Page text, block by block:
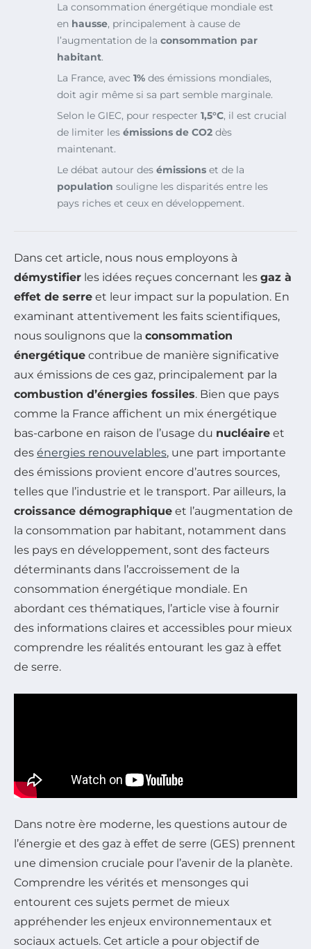
La consommation énergétique mondiale est
en hausse, principalement à cause de
l’augmentation de la consommation par
habitant.
La France, avec 1% des émissions mondiales,
doit agir même si sa part semble marginale.
Selon le GIEC, pour respecter 1,5°C, il est crucial
de limiter les émissions de CO2 dès
maintenant.
Le débat autour des émissions et de la
population souligne les disparités entre les
pays riches et ceux en développement.
Dans cet article, nous nous employons à
démystifier les idées reçues concernant les gaz à
effet de serre et leur impact sur la population. En
examinant attentivement les faits scientifiques,
nous soulignons que la consommation
énergétique contribue de manière significative
aux émissions de ces gaz, principalement par la
combustion d’énergies fossiles. Bien que pays
comme la France affichent un mix énergétique
bas-carbone en raison de l’usage du nucléaire et
des énergies renouvelables, une part importante
des émissions provient encore d’autres sources,
telles que l’industrie et le transport. Par ailleurs, la
croissance démographique et l’augmentation de
la consommation par habitant, notamment dans
les pays en développement, sont des facteurs
déterminants dans l’accroissement de la
consommation énergétique mondiale. En
abordant ces thématiques, l’article vise à fournir
des informations claires et accessibles pour mieux
comprendre les réalités entourant les gaz à effet
de serre.
Dans notre ère moderne, les questions autour de
l’énergie et des gaz à effet de serre (GES) prennent
une dimension cruciale pour l’avenir de la planète.
Comprendre les vérités et mensonges qui
entourent ces sujets permet de mieux
appréhender les enjeux environnementaux et
sociaux actuels. Cet article a pour objectif de